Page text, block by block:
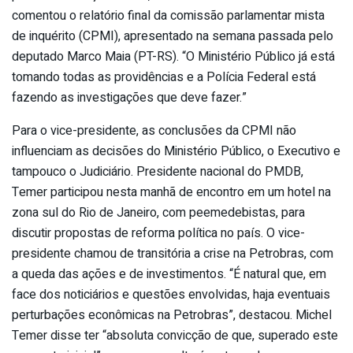
comentou o relatório final da comissão parlamentar mista
de inquérito (CPMI), apresentado na semana passada pelo
deputado Marco Maia (PT-RS). “O Ministério Público já está
tomando todas as providências e a Polícia Federal está
fazendo as investigações que deve fazer.”
Para o vice-presidente, as conclusões da CPMI não
influenciam as decisões do Ministério Público, o Executivo e
tampouco o Judiciário. Presidente nacional do PMDB,
Temer participou nesta manhã de encontro em um hotel na
zona sul do Rio de Janeiro, com peemedebistas, para
discutir propostas de reforma política no país. O vice-
presidente chamou de transitória a crise na Petrobras, com
a queda das ações e de investimentos. “É natural que, em
face dos noticiários e questões envolvidas, haja eventuais
perturbações econômicas na Petrobras”, destacou. Michel
Temer disse ter “absoluta convicção de que, superado este